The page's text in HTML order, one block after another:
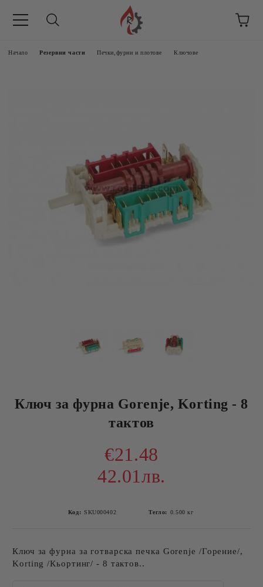
Начало Резервни части Печки,фурни и плотове Ключове
Ключ за фурна Gorenje, Korting - 8
тактов
€21.48
42.01лв.
Код: SKU000402 Тегло: 0.500 кг
Ключ за фурна за готварска печка Gorenje /Горение/,
Korting /Кьортинг/ - 8 тактов..